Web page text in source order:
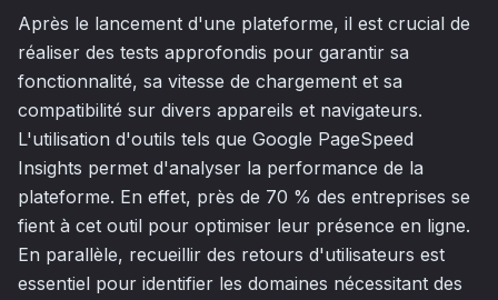
Après le lancement d'une plateforme, il est crucial de
réaliser des tests approfondis pour garantir sa
fonctionnalité, sa vitesse de chargement et sa
compatibilité sur divers appareils et navigateurs.
L'utilisation d'outils tels que Google PageSpeed
Insights permet d'analyser la performance de la
plateforme. En effet, près de 70 % des entreprises se
fient à cet outil pour optimiser leur présence en ligne.
En parallèle, recueillir des retours d'utilisateurs est
essentiel pour identifier les domaines nécessitant des